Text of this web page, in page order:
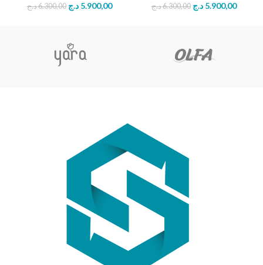
6.300,00د.ج
Le
5.900,00 د.ج
Le
6.300,00د.ج
Le
5.900,00 د.ج
Le